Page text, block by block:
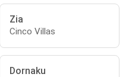
Zia
Cinco Villas
Dornaku